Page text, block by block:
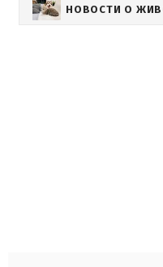
НОВОСТИ О